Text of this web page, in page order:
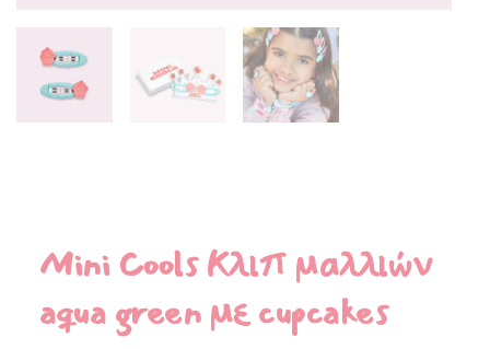
Mini Cools Kλιπ μαλλιών
aqua green με cupcakes